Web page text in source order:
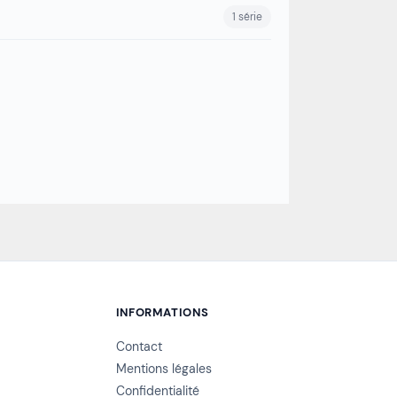
1 série
INFORMATIONS
Contact
Mentions légales
Confidentialité